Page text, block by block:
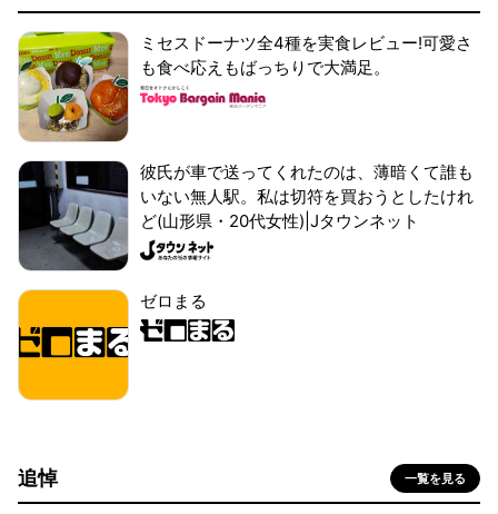
ミセスドーナツ全4種を実食レビュー!可愛さ
も食べ応えもばっちりで大満足。
彼氏が車で送ってくれたのは、薄暗くて誰も
いない無人駅。私は切符を買おうとしたけれ
ど(山形県・20代女性)|Jタウンネット
ゼロまる
追悼 一覧を見る